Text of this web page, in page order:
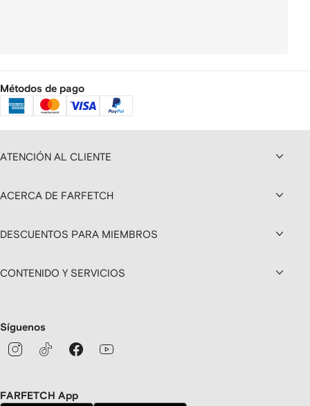
Métodos de pago
ATENCIÓN AL CLIENTE
ACERCA DE FARFETCH
DESCUENTOS PARA MIEMBROS
CONTENIDO Y SERVICIOS
Síguenos
FARFETCH App